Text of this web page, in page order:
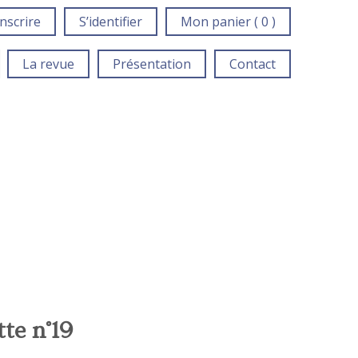
S’identifier Mon panier ( 0 )
La revue Présentation Contact
n°19